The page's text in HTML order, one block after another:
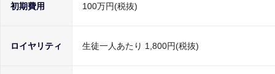
初期費用 100万円(税抜)
ロイヤリティ 生徒一人あたり 1,800円(税抜)